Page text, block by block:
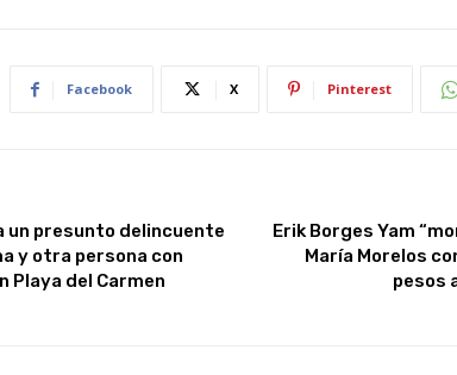
Facebook X Pinterest
un presunto delincuente
y otra persona con
del Carmen
Erik Borges Yam
María Morelos
pesos